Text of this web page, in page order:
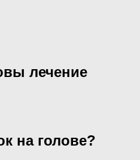
лечение
на голове?